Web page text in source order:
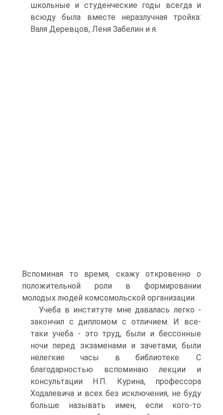
школьные и студенческие годы всегда и
всюду была вместе неразлучная тройка:
Валя Деревцов, Лёня Забелин и я.
Вспоминая то время, скажу откровенно о
положительной роли в формировании
молодых людей комсомольской организации.
Учеба в институте мне давалась легко -
закончил с дипломом с отличием. И все-
таки учеба - это труд, были и бессонные
ночи перед экзаменами и зачетами, были
нелегкие часы в библиотеке. C
благодарностью вспоминаю лекции и
консультации Н.П. Курина, профессора
Ходалевича и всех без исключения, не буду
больше называть имен, если кого-то